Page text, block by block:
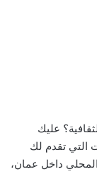
عليك
التي تقدم لك
داخل عمان،